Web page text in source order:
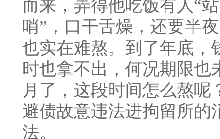
而来，弄得他吃饭有人“
哨”，口干舌燥，还要半
也实在难熬。到了年底，
时也拿不出，何况期限也
月了，这段时间怎么熬
避债故意违法进拘留所的
法。